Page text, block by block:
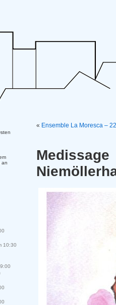
« Ensemble La Moresca –
an
10:30